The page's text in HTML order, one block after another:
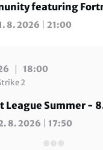
featuring
8. 2026 21:00
18:00
2
League Summer -
8. 2026 17:50